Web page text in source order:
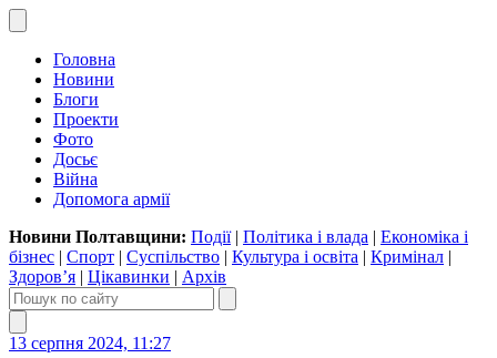
Головна
Новини
Блоги
Проекти
Фото
Досьє
Війна
Допомога армії
Новини Полтавщини: Події| Політика і влада | Економіка і
бізнес | Спорт | Суспільство | Культура і освіта | Кримінал |
Здоров’я | Цікавинки | Архів
13 серпня 2024, 11:27